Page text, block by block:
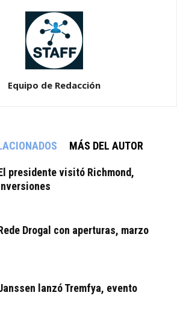
Equipo de Redacción
MÁS DEL AUTOR
presidente visitó Richmond,
Drogal con aperturas, marzo
lanzó Tremfya, evento